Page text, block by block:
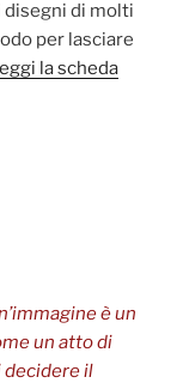
disegni di molti
per lasciare
la scheda
è un
un atto di
decidere il